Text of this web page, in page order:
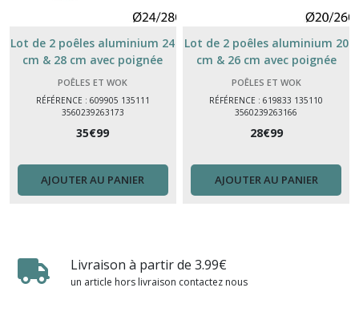
Lot de 2 poêles aluminium 24
cm & 28 cm avec poignée
amovible – tous feux
induction
POÊLES ET WOK
RÉFÉRENCE : 609905 135111
3560239263173
35€99
AJOUTER AU PANIER
Lot de 2 poêles aluminium 20
cm & 26 cm avec poignée
amovible – tous feux
induction
POÊLES ET WOK
RÉFÉRENCE : 619833 135110
3560239263166
28€99
AJOUTER AU PANIER
Livraison à partir de 3.99€
un article hors livraison contactez nous